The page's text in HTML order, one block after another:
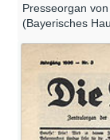
Presseorgan
(Bayerisches